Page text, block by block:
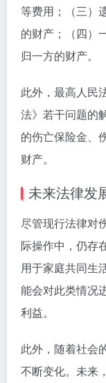
等费用；（三）
的财产；（四）
归一方的财产。
此外，最高人民
法》若干问题的
的伤亡保险金、
财产。
未来法律发
尽管现行法律对
际操作中，仍存
用于家庭共同生
能会对此类情况
利益。
此外，随着社会
不断变化。未来